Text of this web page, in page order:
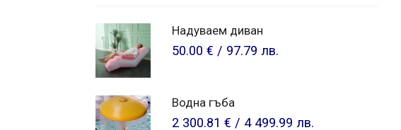
Надуваем диван
50.00 € / 97.79 лв.
Водна гъба
2 300.81 € / 4 499.99 лв.